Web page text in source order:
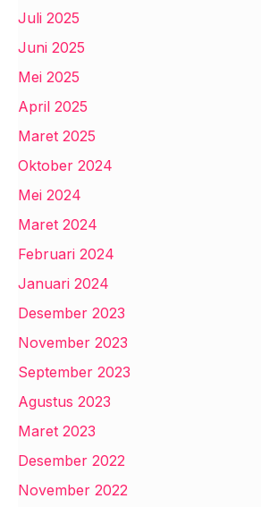
Juli 2025
Juni 2025
Mei 2025
April 2025
Maret 2025
Oktober 2024
Mei 2024
Maret 2024
Februari 2024
Januari 2024
Desember 2023
November 2023
September 2023
Agustus 2023
Maret 2023
Desember 2022
November 2022